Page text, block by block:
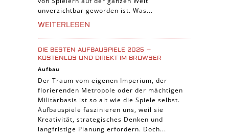
unverzichtbar geworden ist. Was...
WEITERLESEN
DIE BESTEN AUFBAUSPIELE 2025 –
KOSTENLOS UND DIREKT IM BROWSER
Aufbau
Der Traum vom eigenen Imperium, der
florierenden Metropole oder der mächtigen
Militärbasis ist so alt wie die Spiele selbst.
Aufbauspiele faszinieren uns, weil sie
Kreativität, strategisches Denken und
langfristige Planung erfordern. Doch...